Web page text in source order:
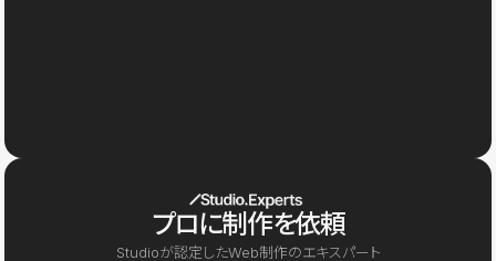
プロに制作を依頼
Studioが認定したWeb制作のエキスパート